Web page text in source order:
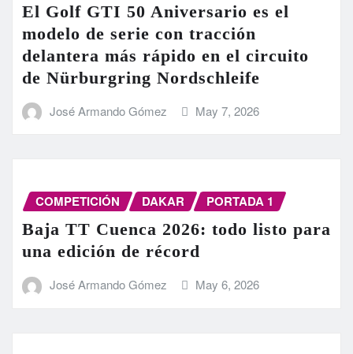
El Golf GTI 50 Aniversario es el
modelo de serie con tracción
delantera más rápido en el circuito
de Nürburgring Nordschleife
José Armando Gómez May 7, 2026
COMPETICIÓN DAKAR PORTADA 1
Baja TT Cuenca 2026: todo listo para
una edición de récord
José Armando Gómez May 6, 2026